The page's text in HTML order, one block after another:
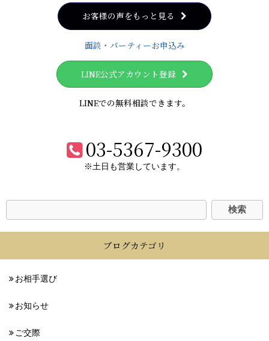
お客様の声をもっと見る
面談・パーティーお申込み
LINE公式アカウント登録
LINEでの無料相談できます。
03-5367-9300
※土日も営業しています。
ブログカテゴリ
お相手選び
お知らせ
ご交際